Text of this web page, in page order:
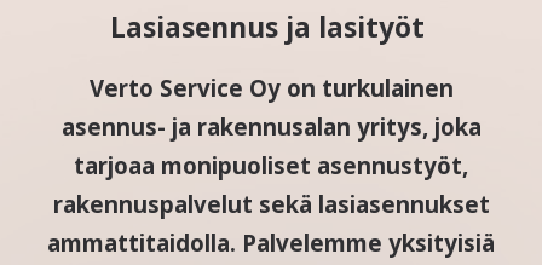
Lasiasennus ja lasityöt
Verto Service Oy on turkulainen
asennus- ja rakennusalan yritys, joka
tarjoaa monipuoliset asennustyöt,
rakennuspalvelut sekä lasiasennukset
ammattitaidolla. Palvelemme yksityisiä